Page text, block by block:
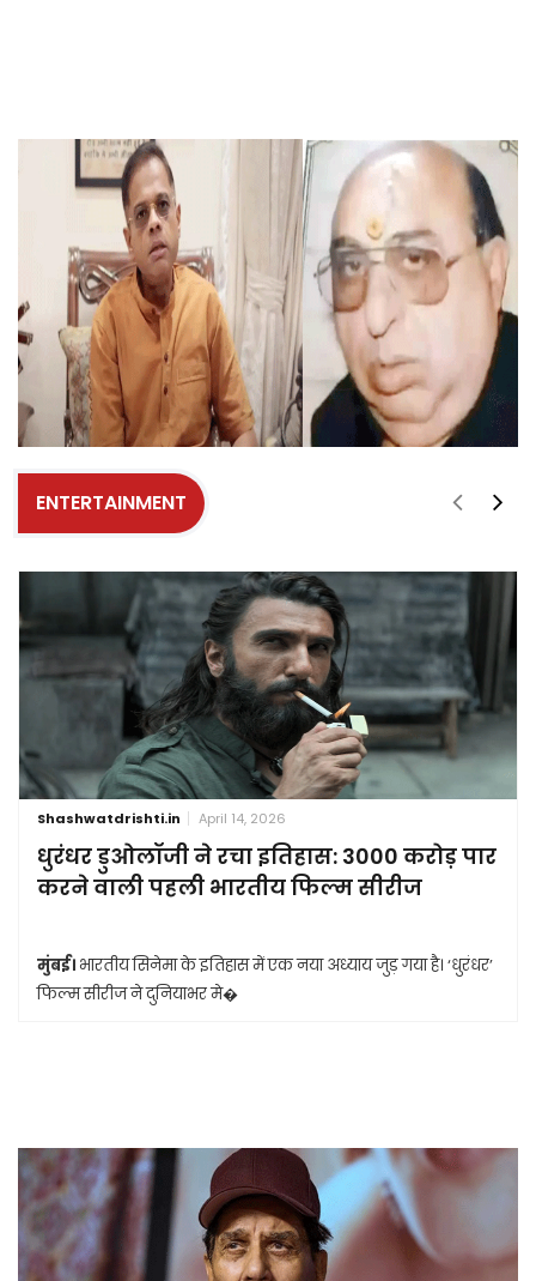
ENTERTAINMENT
Shashwatdrishti.in April 14, 2026
धुरंधर डुओलॉजी ने रचा इतिहास: 3000 करोड़ पार
करने वाली पहली भारतीय फिल्म सीरीज
मुंबई। भारतीय सिनेमा के इतिहास में एक नया अध्याय जुड़ गया है। ‘धुरंधर’
फिल्म सीरीज ने दुनियाभर मे�